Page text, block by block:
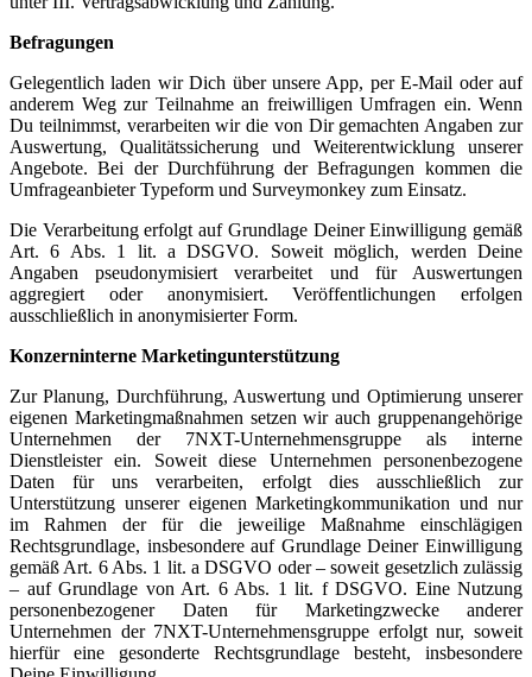
Befragungen
Gelegentlich laden wir Dich über unsere App, per E-Mail oder auf
anderem Weg zur Teilnahme an freiwilligen Umfragen ein. Wenn
Du teilnimmst, verarbeiten wir die von Dir gemachten Angaben zur
Auswertung, Qualitätssicherung und Weiterentwicklung unserer
Angebote. Bei der Durchführung der Befragungen kommen die
Umfrageanbieter Typeform und Surveymonkey zum Einsatz.
Die Verarbeitung erfolgt auf Grundlage Deiner Einwilligung gemäß
Art. 6 Abs. 1 lit. a DSGVO. Soweit möglich, werden Deine
Angaben pseudonymisiert verarbeitet und für Auswertungen
aggregiert oder anonymisiert. Veröffentlichungen erfolgen
ausschließlich in anonymisierter Form.
Konzerninterne Marketingunterstützung
Zur Planung, Durchführung, Auswertung und Optimierung unserer
eigenen Marketingmaßnahmen setzen wir auch gruppenangehörige
Unternehmen der 7NXT-Unternehmensgruppe als interne
Dienstleister ein. Soweit diese Unternehmen personenbezogene
Daten für uns verarbeiten, erfolgt dies ausschließlich zur
Unterstützung unserer eigenen Marketingkommunikation und nur
im Rahmen der für die jeweilige Maßnahme einschlägigen
Rechtsgrundlage, insbesondere auf Grundlage Deiner Einwilligung
gemäß Art. 6 Abs. 1 lit. a DSGVO oder – soweit gesetzlich zulässig
– auf Grundlage von Art. 6 Abs. 1 lit. f DSGVO. Eine Nutzung
personenbezogener Daten für Marketingzwecke anderer
Unternehmen der 7NXT-Unternehmensgruppe erfolgt nur, soweit
hierfür eine gesonderte Rechtsgrundlage besteht, insbesondere